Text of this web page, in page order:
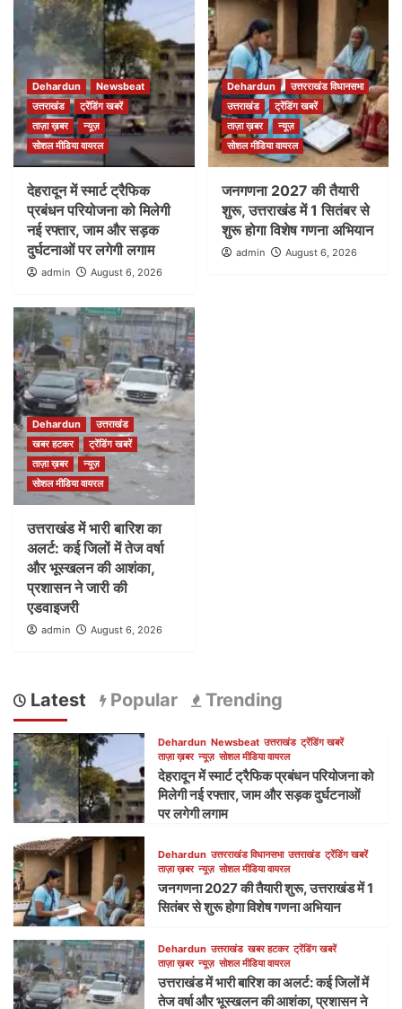
Dehardun
Newsbeat
उत्तराखंड
ट्रेंडिंग खबरें
ताज़ा ख़बर
न्यूज़
सोशल मीडिया वायरल
देहरादून में स्मार्ट ट्रैफिक
प्रबंधन परियोजना को मिलेगी
नई रफ्तार, जाम और सड़क
दुर्घटनाओं पर लगेगी लगाम
admin August 6, 2026
Dehardun
उत्तरराखंड विधानसभा
उत्तराखंड
ट्रेंडिंग खबरें
ताज़ा ख़बर
न्यूज़
सोशल मीडिया वायरल
जनगणना 2027 की तैयारी
शुरू, उत्तराखंड में 1 सितंबर से
शुरू होगा विशेष गणना अभियान
admin August 6, 2026
Dehardun
उत्तराखंड
खबर हटकर
ट्रेंडिंग खबरें
ताज़ा ख़बर
न्यूज़
सोशल मीडिया वायरल
उत्तराखंड में भारी बारिश का
अलर्ट: कई जिलों में तेज वर्षा
और भूस्खलन की आशंका,
प्रशासन ने जारी की
एडवाइजरी
admin August 6, 2026
Latest Popular Trending
Dehardun Newsbeat उत्तराखंड ट्रेंडिंग खबरें
ताज़ा ख़बर न्यूज़ सोशल मीडिया वायरल
देहरादून में स्मार्ट ट्रैफिक प्रबंधन परियोजना को
मिलेगी नई रफ्तार, जाम और सड़क दुर्घटनाओं
पर लगेगी लगाम
Dehardun उत्तरराखंड विधानसभा उत्तराखंड ट्रेंडिंग खबरें
ताज़ा ख़बर न्यूज़ सोशल मीडिया वायरल
जनगणना 2027 की तैयारी शुरू, उत्तराखंड में 1
सितंबर से शुरू होगा विशेष गणना अभियान
Dehardun उत्तराखंड खबर हटकर ट्रेंडिंग खबरें
ताज़ा ख़बर न्यूज़ सोशल मीडिया वायरल
उत्तराखंड में भारी बारिश का अलर्ट: कई जिलों में
तेज वर्षा और भूस्खलन की आशंका, प्रशासन ने